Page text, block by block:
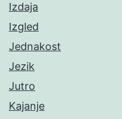
Izdaja
Izgled
Jednakost
Jezik
Jutro
Kajanje